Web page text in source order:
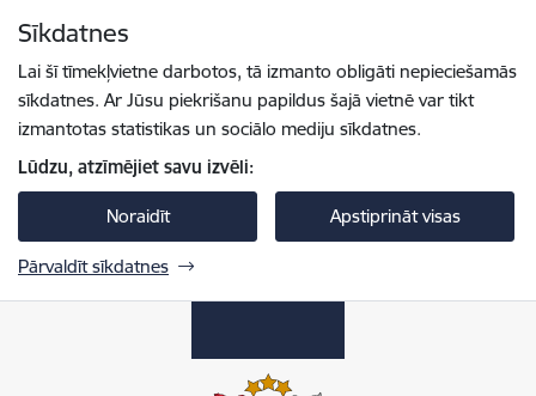
Sīkdatnes
Lai šī tīmekļvietne darbotos, tā izmanto obligāti nepieciešamās
sīkdatnes. Ar Jūsu piekrišanu papildus šajā vietnē var tikt
izmantotas statistikas un sociālo mediju sīkdatnes.
Lūdzu, atzīmējiet savu izvēli:
Noraidīt Apstiprināt visas
Pārvaldīt sīkdatnes